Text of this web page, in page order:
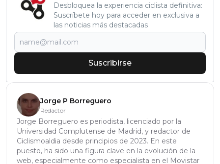
Desbloquea la experiencia ciclista definitiva:
Suscríbete hoy para acceder en exclusiva a
las noticias más destacadas
Suscribirse
Jorge P Borreguero
Redactor
Jorge Borreguero es periodista, licenciado por la
Universidad Complutense de Madrid, y redactor de
Ciclismoaldia desde principios de 2023. En este
puesto, ha sido una figura clave en la evolución de la
web, especialmente como especialista en el Movistar